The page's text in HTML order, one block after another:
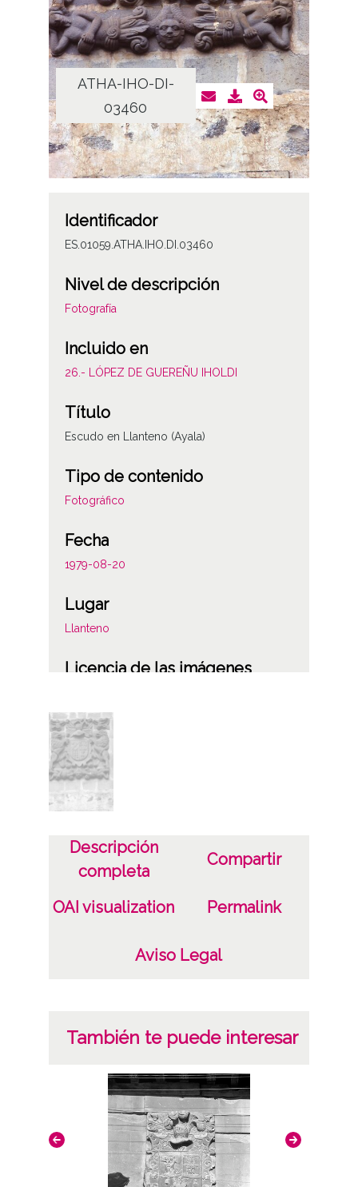
ATHA-IHO-DI-
03460
Identificador
ES.01059.ATHA.IHO.DI.03460
Nivel de descripción
Fotografía
Incluido en
26.- LÓPEZ DE GUEREÑU IHOLDI
Título
Escudo en Llanteno (Ayala)
Tipo de contenido
Fotográfico
Fecha
1979-08-20
Lugar
Llanteno
Licencia de las imágenes
Descripción
completa
Compartir
OAI visualization Permalink
Aviso Legal
También te puede interesar